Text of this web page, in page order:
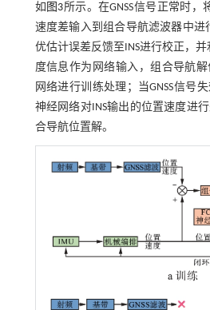
如 图3所示。在GNSS信号正常时，
速度差输入到组合导航滤波器中进
优估计误差反馈至INS进行校正，
度信息作为网络输入，组合导航
网络进行训练处理；当GNSS信号
神经网络对INS输出的位置速度进
合导航位置解。